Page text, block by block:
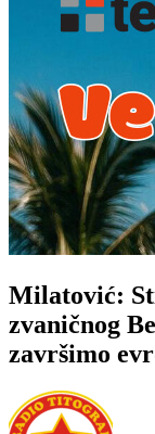
Milatović:
zvaničnog
završimo